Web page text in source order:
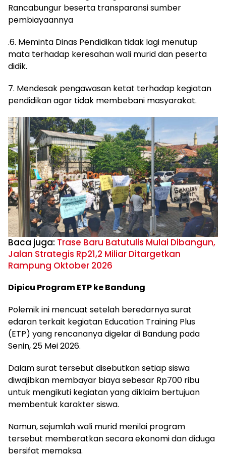
Rancabungur beserta transparansi sumber
pembiayaannya
.6. Meminta Dinas Pendidikan tidak lagi menutup
mata terhadap keresahan wali murid dan peserta
didik.
7. Mendesak pengawasan ketat terhadap kegiatan
pendidikan agar tidak membebani masyarakat.
Baca juga: Trase Baru Batutulis Mulai Dibangun,
Jalan Strategis Rp21,2 Miliar Ditargetkan
Rampung Oktober 2026
Dipicu Program ETP ke Bandung
Polemik ini mencuat setelah beredarnya surat
edaran terkait kegiatan Education Training Plus
(ETP) yang rencananya digelar di Bandung pada
Senin, 25 Mei 2026.
Dalam surat tersebut disebutkan setiap siswa
diwajibkan membayar biaya sebesar Rp700 ribu
untuk mengikuti kegiatan yang diklaim bertujuan
membentuk karakter siswa.
Namun, sejumlah wali murid menilai program
tersebut memberatkan secara ekonomi dan diduga
bersifat memaksa.